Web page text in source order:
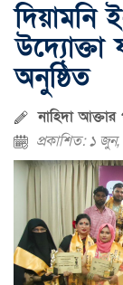
দিয়ামনি
উদ্যোক্তা
অনুষ্ঠিত
নাহিদা আক্তার
প্রকাশিত: ১